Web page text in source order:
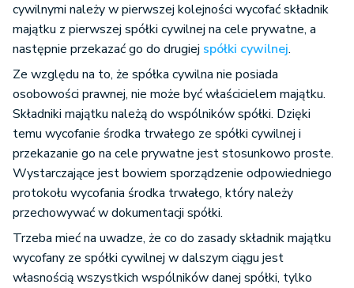
cywilnymi należy w pierwszej kolejności wycofać składnik
majątku z pierwszej spółki cywilnej na cele prywatne, a
następnie przekazać go do drugiej spółki cywilnej.
Ze względu na to, że spółka cywilna nie posiada
osobowości prawnej, nie może być właścicielem majątku.
Składniki majątku należą do wspólników spółki. Dzięki
temu wycofanie środka trwałego ze spółki cywilnej i
przekazanie go na cele prywatne jest stosunkowo proste.
Wystarczające jest bowiem sporządzenie odpowiedniego
protokołu wycofania środka trwałego, który należy
przechowywać w dokumentacji spółki.
Trzeba mieć na uwadze, że co do zasady składnik majątku
wycofany ze spółki cywilnej w dalszym ciągu jest
własnością wszystkich wspólników danej spółki, tylko